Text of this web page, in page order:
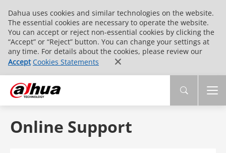
Dahua uses cookies and similar technologies on the website.
The essential cookies are necessary to operate the website.
You can accept or reject non-essential cookies by clicking the
“Accept” or “Reject” button. You can change your settings at
any time. For details about the cookies, please review our
Accept Cookies Statements
Online Support